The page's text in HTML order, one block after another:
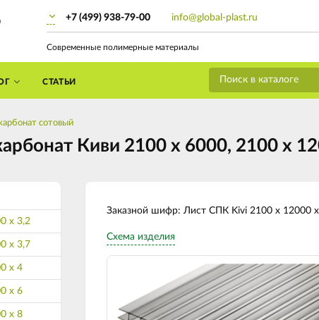
Современные полимерные материалы
+7 (499) 938-79-00 info@global-plast.ru
СТАТЬИ
сотовый
Киви 2100 х 6000, 2100 х
х 3,2
х 3,7
х 4
х 6
х 8
Заказной шифр: Лист СПК Kivi 2100 х 12000
Схема изделия